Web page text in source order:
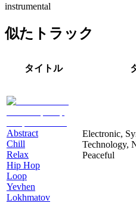
instrumental
似たトラック
タイトル
Abstract
Chill
Relax
Hip Hop
Loop
Yevhen
Lokhmatov
Electronic,
Technology,
Peaceful